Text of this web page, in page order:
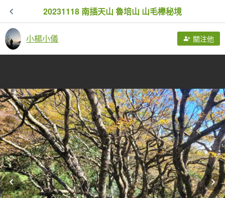
20231118 南插天山 魯培山 山毛櫸秘境
小楊小儀 關注他